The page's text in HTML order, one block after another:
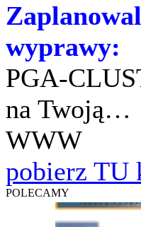
wyprawy:
PGA-
na Twoją…
WWW
pobierz TU
POLECAMY